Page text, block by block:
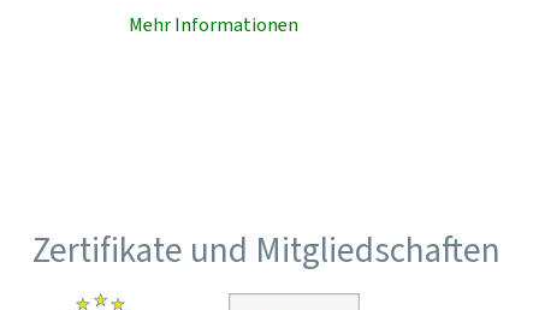
Mehr Informationen
Zertifikate und Mitgliedschaften